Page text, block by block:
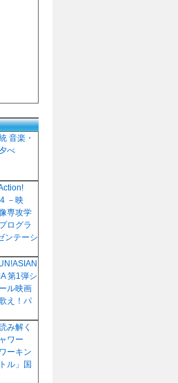
音楽・
べ
－映
専攻学
ログラ
ンテーシ
第1弾シ
ル映画
え！パ
み解く
ワー
ーキン
ル」国